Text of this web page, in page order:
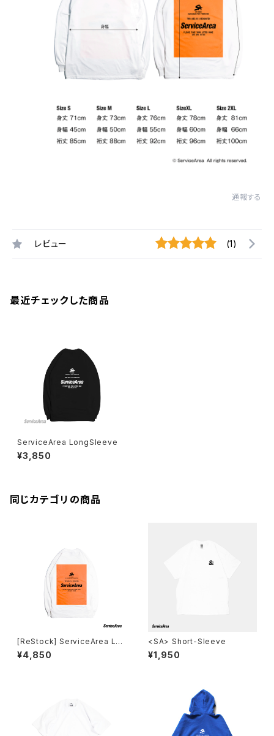
通報する
レビュー (1)
最近チェックした商品
ServiceArea LongSleeve
¥3,850
同じカテゴリの商品
[ReStock] ServiceArea Lon
gSleeve
¥4,850
<SA> Short-Sleeve
¥1,950